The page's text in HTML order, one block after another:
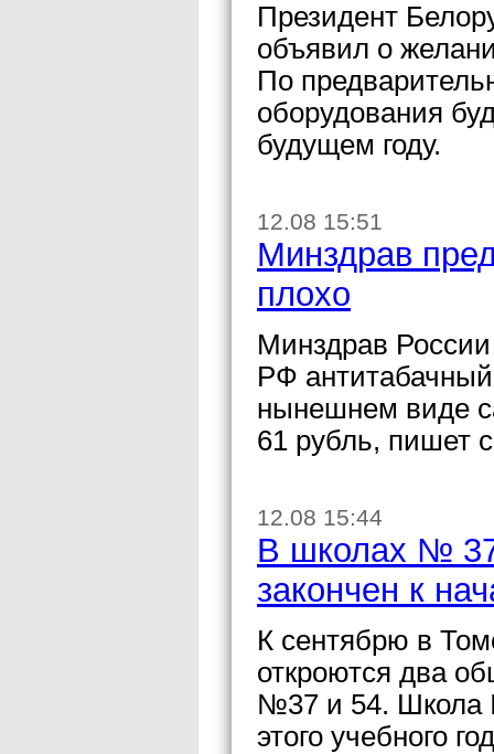
Президент
объявил о
По
оборудования
будущем году.
12.08 15:51
Минздрав
плохо
Минздрав
РФ антитабачный
нынешнем виде
61 рубль, пишет
12.08 15:44
В школах №
закончен к
К сентябрю в
откроются два
№37 и 54. Школа
этого учебного